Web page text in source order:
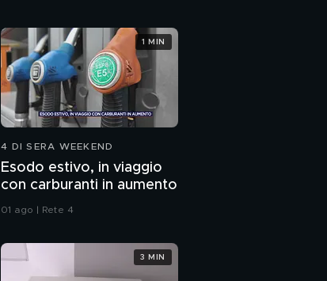
L'assassinio di Ana
Maria Lacramioara Di
Piazza
La vita di Ana Maria
Lacramioara Di Piazza
chiamata al 112
4 DI SERA WEEKEND
Esodo estivo, in viaggio
con carburanti in aumento
01 ago | Rete 4
1 MIN
3 MIN